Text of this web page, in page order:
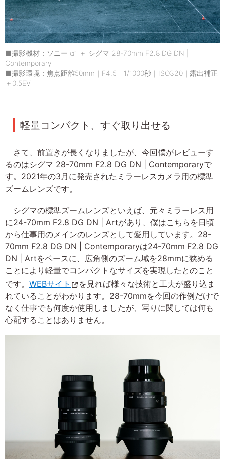
■撮影機材：ソニー α1 ＋ シグマ 28-70mm F2.8 DG DN |
Contemporary
■撮影環境：焦点距離50mm｜F4.5 1/1000秒｜ISO320｜露出補正
＋0.5EV
軽量コンパクト、すぐ取り出せる
さて、前置きが長くなりましたが、今回僕がレビューす
るのはシグマ 28-70mm F2.8 DG DN | Contemporaryで
す。2021年の3月に発売されたミラーレスカメラ用の標準
ズームレンズです。
シグマの標準ズームレンズといえば、元々ミラーレス用
に24-70mm F2.8 DG DN | Artがあり、僕はこちらを日頃
から仕事用のメインのレンズとして愛用しています。28-
70mm F2.8 DG DN | Contemporaryは24-70mm F2.8 DG
DN | Artをベースに、広角側のズーム域を28mmに狭める
ことにより軽量でコンパクトなサイズを実現したとのこと
です。 WEBサイト
を見れば様々な技術と工夫が盛り込ま
れていることがわかります。28-70mmを今回の作例だけで
なく仕事でも何度か使用しましたが、写りに関しては何も
心配することはありません。